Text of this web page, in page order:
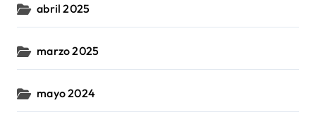
abril 2025
marzo 2025
mayo 2024